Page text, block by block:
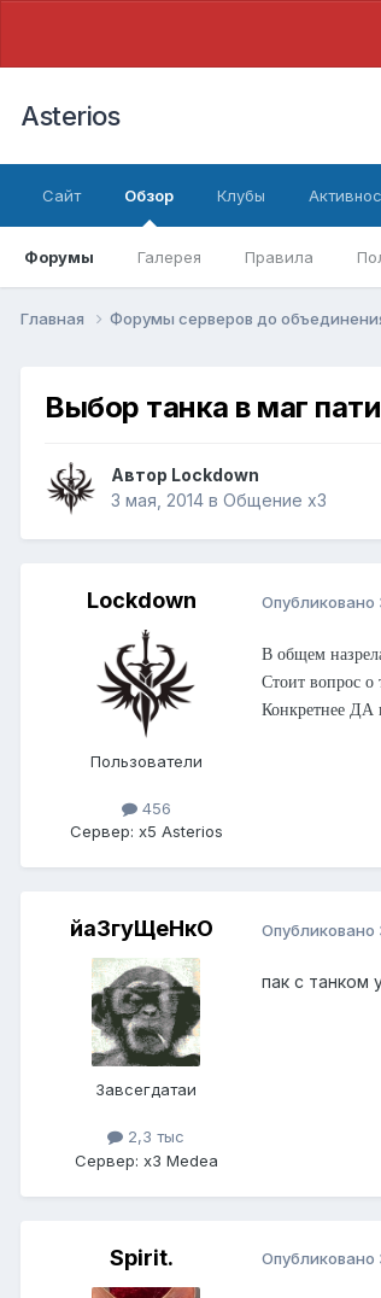
Asterios
Сайт Обзор
Форумы Галерея Правила
Клубы
Главная Форумы серверов до
Выбор танка в маг
Автор Lockdown
3 мая, 2014 в Общение x3
Lockdown
Пользователи
456
Сервер: x5 Asterios
Опубликовано
В общем
Стоит вопрос о
Конкретнее ДА
йаЗгуЩеНкО
Завсегдатаи
2,3 тыс
Сервер: x3 Medea
Опубликовано
пак с танком
Spirit. Опубликовано